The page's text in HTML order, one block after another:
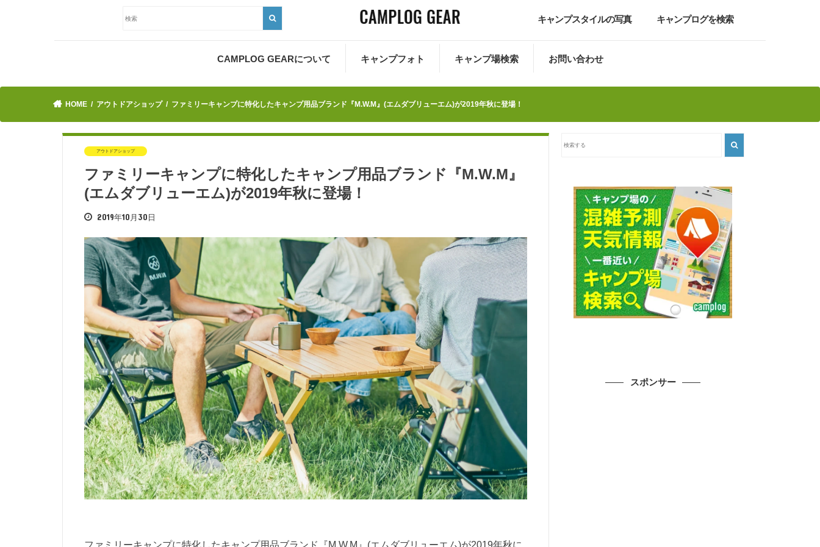
キャンプスタイルの写真 キャンプログを検索
CAMPLOG GEARについて キャンプフォト キャンプ場検索 お問い合わせ
HOME アウトドアショップ ファミリーキャンプに特化したキャンプ用品ブランド『M.W.M』(エムダブリューエム)が2019年秋に登場！
アウトドアショップ
ファミリーキャンプに特化したキャンプ用品ブランド『M.W.M』
(エムダブリューエム)が2019年秋に登場！
2019年10月30日
スポンサー